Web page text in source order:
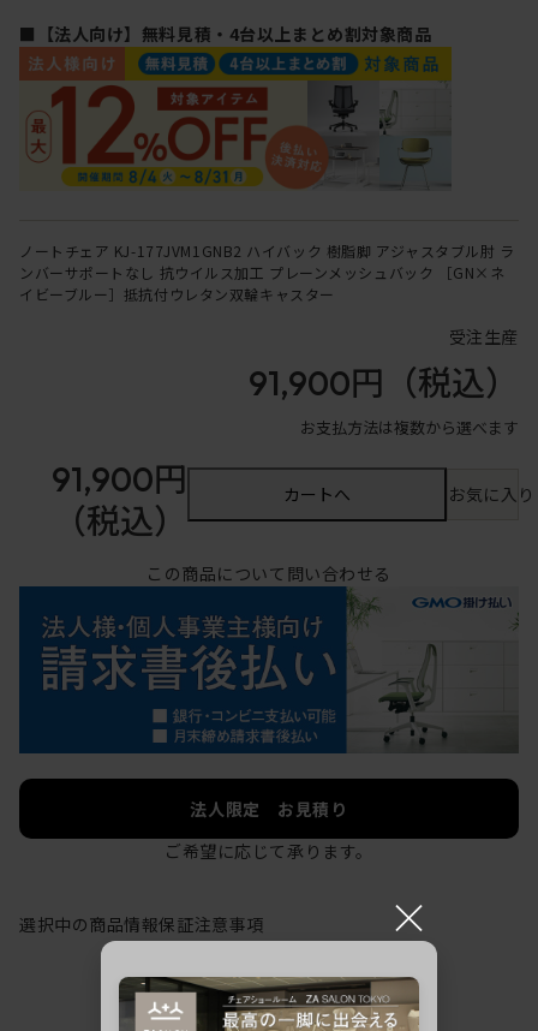
■【法人向け】無料見積・4台以上まとめ割対象商品
ノートチェア KJ-177JVM1GNB2 ハイバック 樹脂脚 アジャスタブル肘 ラ
ンバーサポートなし 抗ウイルス加工 プレーンメッシュバック ［GN×ネ
イビーブルー］抵抗付ウレタン双輪キャスター
受注生産
91,900円 （税込）
お支払方法は複数から選べます
91,900円
（税込）
カートへ お気に入
この商品について問い合わせる
法人限定 お見積り
ご希望に応じて承ります。
選択中の商品情報保証注意事項 ×